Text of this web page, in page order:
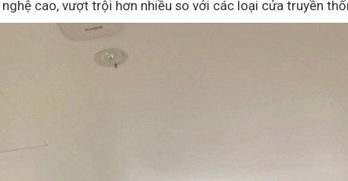
cao, vượt trội hơn nhiều so với các loại cửa truyền